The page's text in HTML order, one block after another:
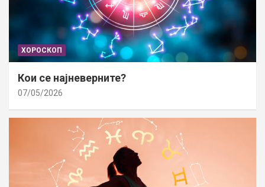
ХОРОСКОП
Кои се најневерните?
07/05/2026